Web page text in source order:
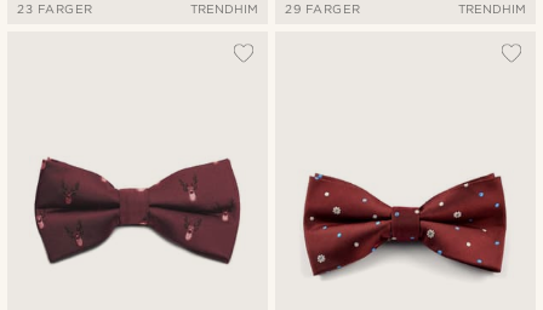
23 FARGER TRENDHIM 29 FARGER TRENDHIM